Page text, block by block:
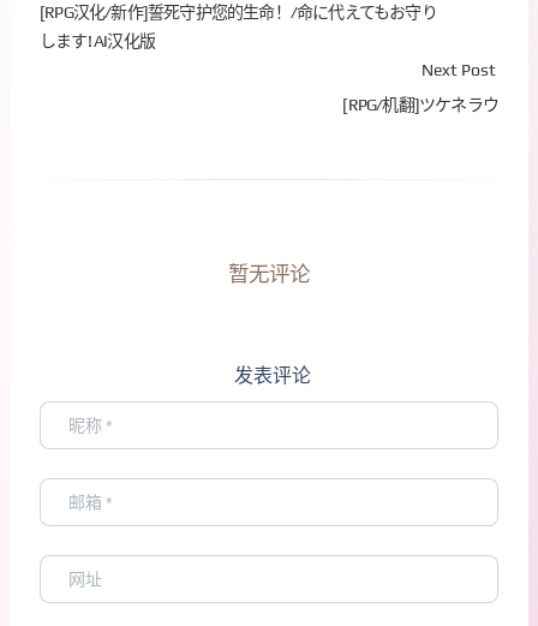
[RPG汉化/新作]誓死守护您的生命！/命に代えてもお守り
します! AI汉化版
Next Post
[RPG/机翻]ツケネラウ
暂无评论
发表评论